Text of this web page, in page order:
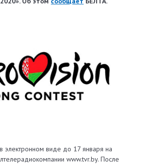
электронном виде до 17 января на
www.tvr.by. После